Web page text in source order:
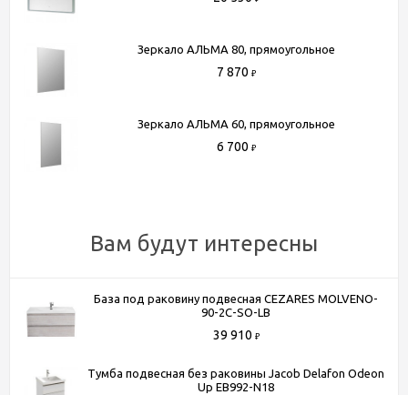
метров от МКАД. БП "Румянцево", корпус В, этаж 2,
- Доставка по Москве в пределах МКАД (стоимость
доставки рассчитывается менеджером после оформления
заказа)
- Доставка до терминала любой транспортной компании
Зеркало АЛЬМА 80, прямоугольное
7 870 ₽
Зеркало АЛЬМА 60, прямоугольное
6 700 ₽
Вам будут интересны
База под раковину подвесная CEZARES MOLVENO-
90-2C-SO-LB
39 910 ₽
Тумба подвесная без раковины Jacob Delafon Odeon
Up EB992-N18